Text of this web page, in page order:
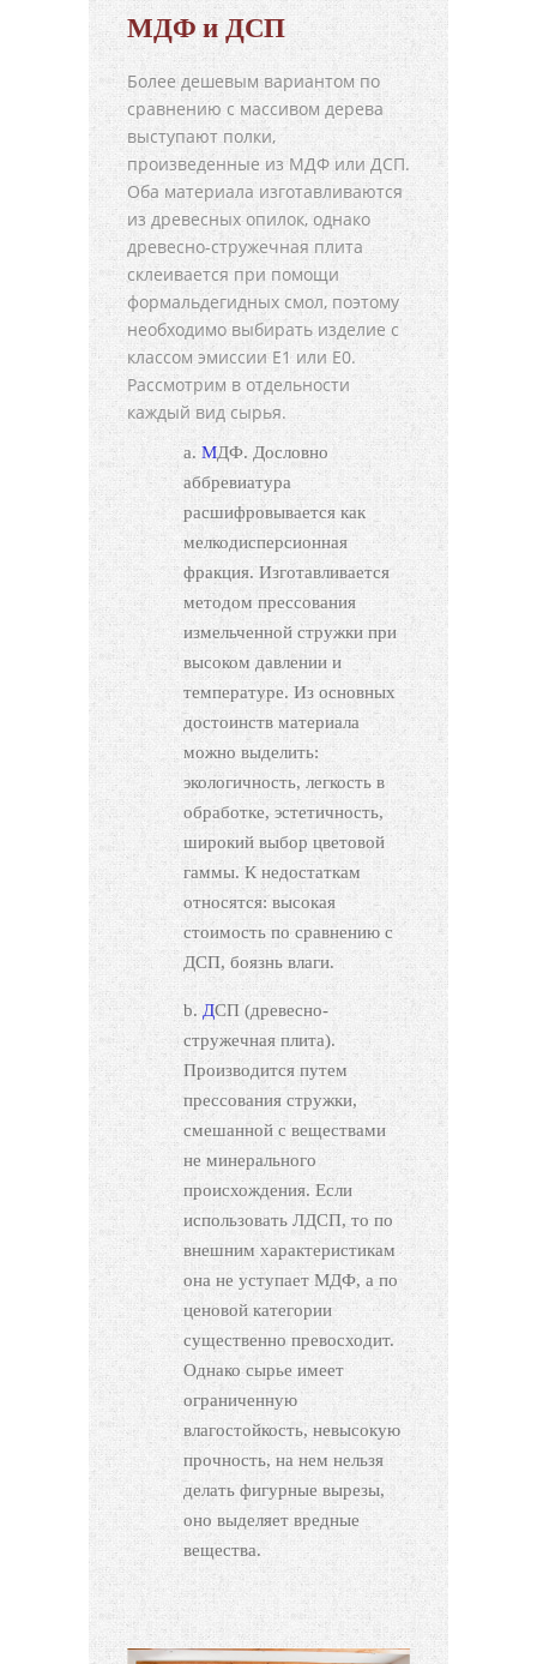
МДФ и ДСП
Более дешевым вариантом по
сравнению с массивом дерева
выступают полки,
произведенные из МДФ или ДСП.
Оба материала изготавливаются
из древесных опилок, однако
древесно-стружечная плита
склеивается при помощи
формальдегидных смол, поэтому
необходимо выбирать изделие с
классом эмиссии Е1 или Е0.
Рассмотрим в отдельности
каждый вид сырья.
МДФ. Дословно
аббревиатура
расшифровывается как
мелкодисперсионная
фракция. Изготавливается
методом прессования
измельченной стружки при
высоком давлении и
температуре. Из основных
достоинств материала
можно выделить:
экологичность, легкость в
обработке, эстетичность,
широкий выбор цветовой
гаммы. К недостаткам
относятся: высокая
стоимость по сравнению с
ДСП, боязнь влаги.
ДСП (древесно-
стружечная плита).
Производится путем
прессования стружки,
смешанной с веществами
не минерального
происхождения. Если
использовать ЛДСП, то по
внешним характеристикам
она не уступает МДФ, а по
ценовой категории
существенно превосходит.
Однако сырье имеет
ограниченную
влагостойкость, невысокую
прочность, на нем нельзя
делать фигурные вырезы,
оно выделяет вредные
вещества.